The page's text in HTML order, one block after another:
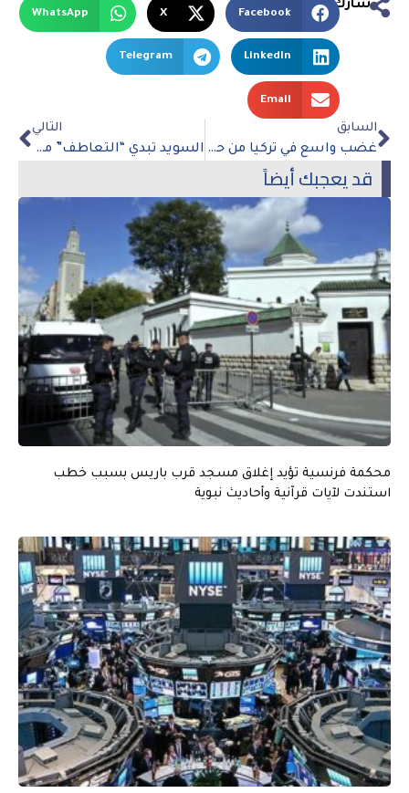
شارك
Facebook
X
WhatsApp
LinkedIn
Telegram
Email
السابق
غضب واسع في تركيا من حرق نسخة من القرآن الكريم في السويد
التالي
السويد تبدي “التعاطف” مع المسلمين وسط ضجة عالمية مشتعلة للقرآن
قد يعجبك أيضاً
محكمة فرنسية تؤيد إغلاق مسجد قرب باريس بسبب خطب
استندت لآيات قرآنية وأحاديث نبوية